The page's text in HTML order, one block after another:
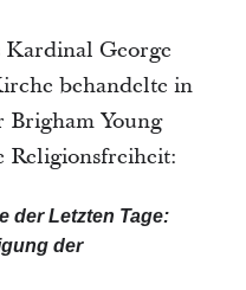
Kardinal George
behandelte in
Brigham Young
Religionsfreiheit:
der Letzten Tage:
der